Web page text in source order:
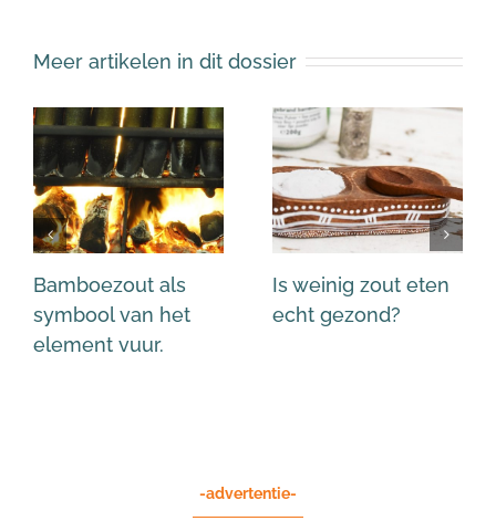
Meer artikelen in dit dossier
Bamboezout als
symbool van het
element vuur.
Is weinig zout eten
echt gezond?
-advertentie-